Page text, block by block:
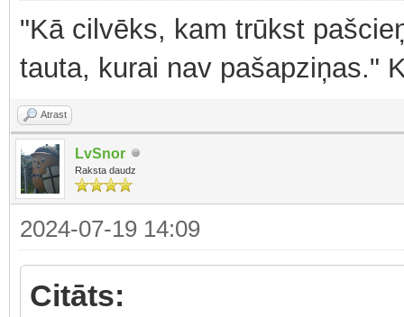
"Kā cilvēks, kam trūkst
tauta, kurai nav pašapziņas."
Atrast
LvSnor
Raksta daudz
2024-07-19 14:09
Citāts: